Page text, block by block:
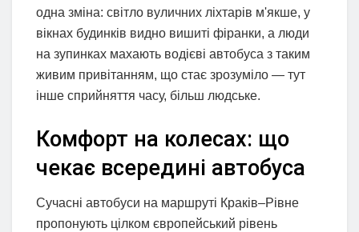
одна зміна: світло вуличних ліхтарів м'якше, у
вікнах будинків видно вишиті фіранки, а люди
на зупинках махають водієві автобуса з таким
живим привітанням, що стає зрозуміло — тут
інше сприйняття часу, більш людське.
Комфорт на колесах: що
чекає всередині автобуса
Сучасні автобуси на маршруті Краків–Рівне
пропонують цілком європейський рівень